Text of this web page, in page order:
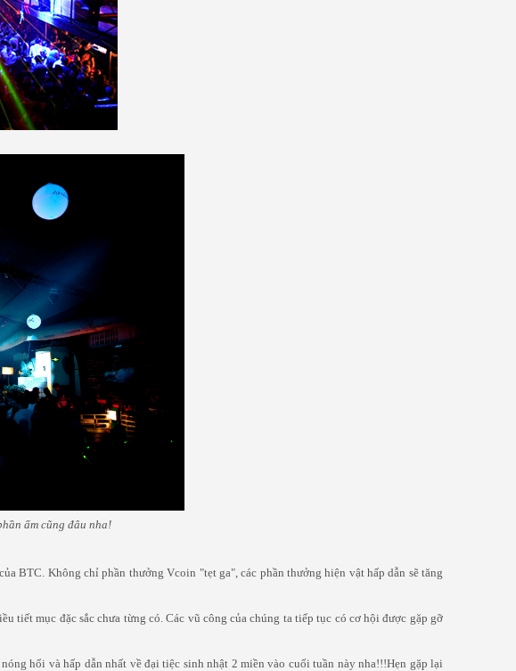
ấm cũng đâu nha!
BTC. Không chỉ phần thưởng Vcoin "tẹt ga", các phần thưởng hiện vật hấp dẫn sẽ tăng
tiết mục đặc sắc chưa từng có. Các vũ công của chúng ta tiếp tục có cơ hội được gặp gỡ
hổi và hấp dẫn nhất về đại tiệc sinh nhật 2 miền vào cuối tuần này nha!!!Hẹn gặp lại